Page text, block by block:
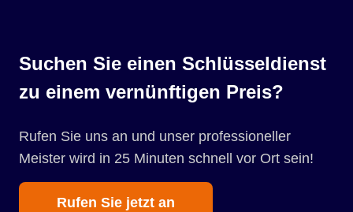
Suchen Sie einen Schlüsseldienst
zu einem vernünftigen Preis?
Rufen Sie uns an und unser professioneller
Meister wird in 25 Minuten schnell vor Ort sein!
Rufen Sie jetzt an